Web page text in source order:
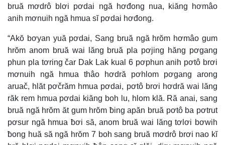
bruă mơdrô blơi pơdai ngă hơđong nua, kiăng hơmâo
anih mơnuih ngă hmua sĭ pơdai hơđong.
“Akŏ bơyan yuă pơdai, Sang bruă ngă hrŏm hơmâo gum
hrŏm anom bruă wai lăng bruă pla pơjing hăng pơgang
phun pla tơring čar Dak Lak kual 6 pơphun anih pơtô brơi
mơnuih ngă hmua thâo hơdră pơhlom pơgang arong
aruač, hlăt pơčrăm hmua pơdai, pơtô brơi hơdră wai lăng
răk rem hmua pơdai kiăng boh lu, hlom klă. Ră anai, sang
bruă ngă hrŏm ăt gum hrŏm ƀing apăn bruă pơtô ba pơtrut
pơsur ngă hmua ƀơi să, anom bruă wai lăng tơlơi bơwih
ƀong huă să ngă hrŏm 7 boh sang bruă mơdrô brơi nao kĭ